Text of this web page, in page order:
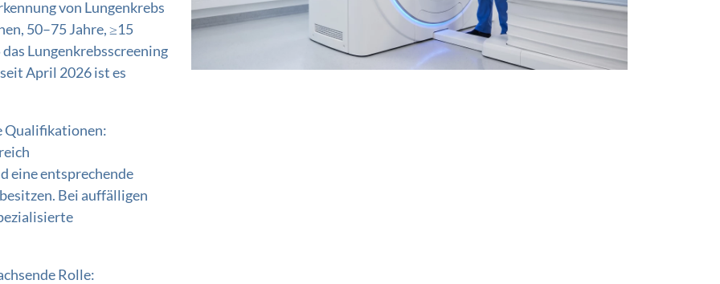
von Lungenkrebs
50–75 Jahre, ≥15
Lungenkrebsscreening
April 2026 ist es
Qualifikationen:
eine entsprechende
Bei auffälligen
Rolle: